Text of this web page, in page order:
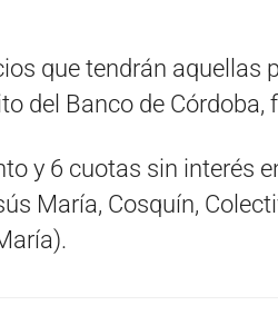
que tendrán aquellas
del Banco de Córdoba,
y 6 cuotas sin interés
María, Cosquín,